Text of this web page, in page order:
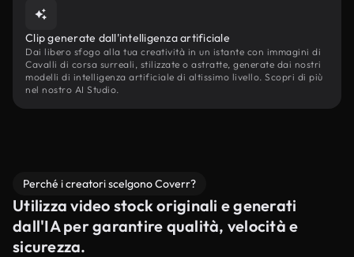
Clip generate dall'intelligenza artificiale
Dai libero sfogo alla tua creatività in un istante con immagini di
Cavalli di corsa surreali, stilizzate o astratte, generate dai nostri
modelli di intelligenza artificiale di altissimo livello. Scopri di più
nel nostro AI Studio.
Perché i creatori scelgono Coverr?
Utilizza video stock originali e generati
dall'IA per garantire qualità, velocità e
sicurezza.